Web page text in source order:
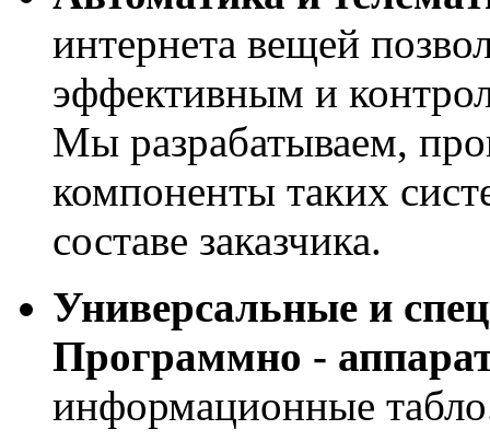
интернета вещей
эффективным и
Мы разрабатываем,
компоненты таких
составе заказчика.
Универсальные и
Программно -
информационные